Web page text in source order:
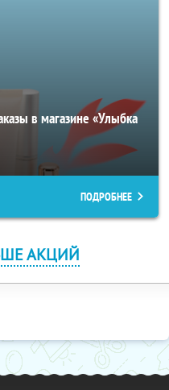
в магазине «Улыбка
ПОДРОБНЕЕ
АКЦИЙ